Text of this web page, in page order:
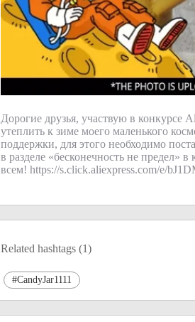
Дорогие друзья, участвую в конкурсе
утеплить к зиме моего маленького
поддержки, для этого необходимо
в разделе «бесконечность не предел»
всем! https://s.click.aliexpress.com/e/
Related hashtags (1)
#CandyJar1111